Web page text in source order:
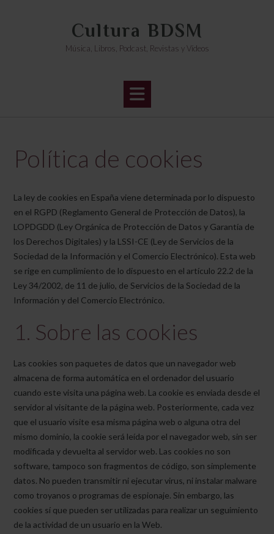
Cultura BDSM
Música, Libros, Podcast, Revistas y Vídeos
Política de cookies
La ley de cookies en España viene determinada por lo dispuesto
en el RGPD (Reglamento General de Protección de Datos), la
LOPDGDD (Ley Orgánica de Protección de Datos y Garantía de
los Derechos Digitales) y la LSSI-CE (Ley de Servicios de la
Sociedad de la Información y el Comercio Electrónico). Esta web
se rige en cumplimiento de lo dispuesto en el artículo 22.2 de la
Ley 34/2002, de 11 de julio, de Servicios de la Sociedad de la
Información y del Comercio Electrónico.
1. Sobre las cookies
Las cookies son paquetes de datos que un navegador web
almacena de forma automática en el ordenador del usuario
cuando este visita una página web. La cookie es enviada desde el
servidor al visitante de la página web. Posteriormente, cada vez
que el usuario visite esa misma página web o alguna otra del
mismo dominio, la cookie será leída por el navegador web, sin ser
modificada y devuelta al servidor web. Las cookies no son
software, tampoco son fragmentos de código, son simplemente
datos. No pueden transmitir ni ejecutar virus, ni instalar malware
como troyanos o programas de espionaje. Sin embargo, las
cookies sí que pueden ser utilizadas para realizar un seguimiento
de la actividad de un usuario en la Web.